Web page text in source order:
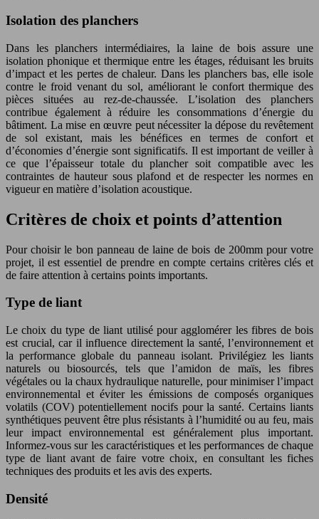
Isolation des planchers
Dans les planchers intermédiaires, la laine de bois assure une
isolation phonique et thermique entre les étages, réduisant les bruits
d’impact et les pertes de chaleur. Dans les planchers bas, elle isole
contre le froid venant du sol, améliorant le confort thermique des
pièces situées au rez-de-chaussée. L’isolation des planchers
contribue également à réduire les consommations d’énergie du
bâtiment. La mise en œuvre peut nécessiter la dépose du revêtement
de sol existant, mais les bénéfices en termes de confort et
d’économies d’énergie sont significatifs. Il est important de veiller à
ce que l’épaisseur totale du plancher soit compatible avec les
contraintes de hauteur sous plafond et de respecter les normes en
vigueur en matière d’isolation acoustique.
Critères de choix et points d’attention
Pour choisir le bon panneau de laine de bois de 200mm pour votre
projet, il est essentiel de prendre en compte certains critères clés et
de faire attention à certains points importants.
Type de liant
Le choix du type de liant utilisé pour agglomérer les fibres de bois
est crucial, car il influence directement la santé, l’environnement et
la performance globale du panneau isolant. Privilégiez les liants
naturels ou biosourcés, tels que l’amidon de maïs, les fibres
végétales ou la chaux hydraulique naturelle, pour minimiser l’impact
environnemental et éviter les émissions de composés organiques
volatils (COV) potentiellement nocifs pour la santé. Certains liants
synthétiques peuvent être plus résistants à l’humidité ou au feu, mais
leur impact environnemental est généralement plus important.
Informez-vous sur les caractéristiques et les performances de chaque
type de liant avant de faire votre choix, en consultant les fiches
techniques des produits et les avis des experts.
Densité